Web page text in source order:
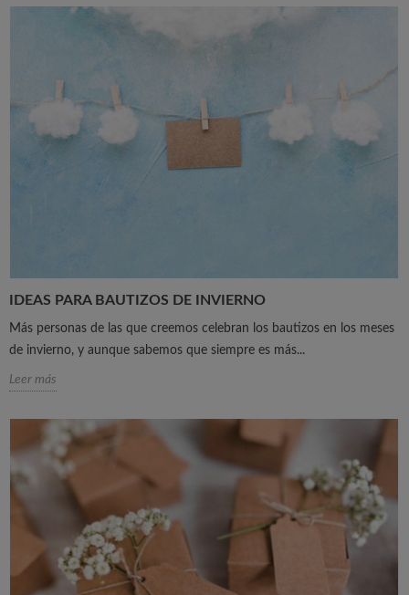
IDEAS PARA BAUTIZOS DE INVIERNO
Más personas de las que creemos celebran los bautizos en los meses
de invierno, y aunque sabemos que siempre es más...
Leer más